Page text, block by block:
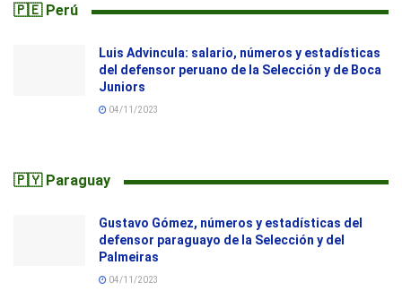
🇵🇪 Perú
Luis Advincula: salario, números y estadísticas
del defensor peruano de la Selección y de Boca
Juniors
04/11/2023
🇵🇾 Paraguay
Gustavo Gómez, números y estadísticas del
defensor paraguayo de la Selección y del
Palmeiras
04/11/2023